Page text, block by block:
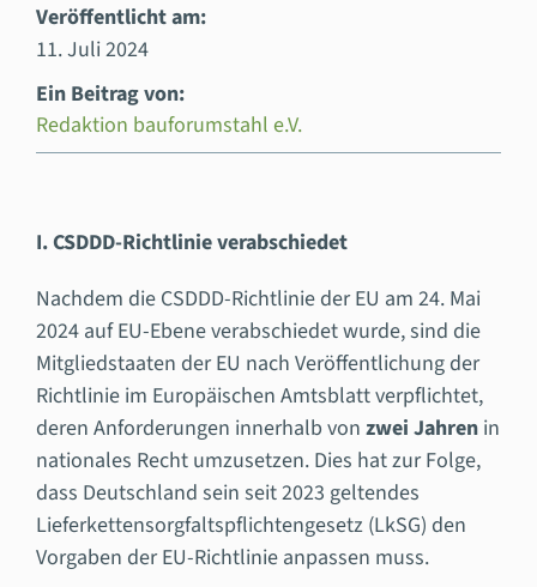
Veröffentlicht am:
11. Juli 2024
Ein Beitrag von:
Redaktion bauforumstahl e.V.
I. CSDDD-Richtlinie verabschiedet
Nachdem die CSDDD-Richtlinie der EU am 24. Mai
2024 auf EU-Ebene verabschiedet wurde, sind die
Mitgliedstaaten der EU nach Veröffentlichung der
Richtlinie im Europäischen Amtsblatt verpflichtet,
deren Anforderungen innerhalb von zwei Jahrenin
nationales Recht umzusetzen. Dies hat zur Folge,
dass Deutschland sein seit 2023 geltendes
Lieferkettensorgfaltspflichtengesetz (LkSG) den
Vorgaben der EU-Richtlinie anpassen muss.